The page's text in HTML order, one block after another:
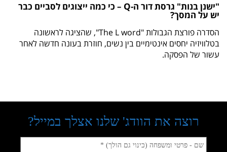
"ישנן בנות" גרסת דור ה-Q – כי כמה ייצוגים לסביים כבר
יש על המסך?
הסדרה פורצת הגבולות "The L word", שהציגה לראשונה
בטלוויזיה יחסים אינטימיים בין נשים, חוזרת בעונה חדשה לאחר
עשור של הפסקה.